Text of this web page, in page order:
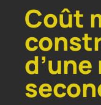
Coût